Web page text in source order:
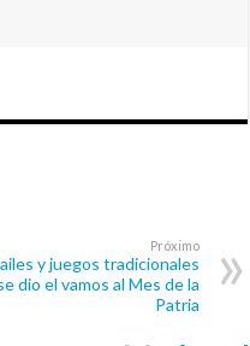
Próximo
y juegos tradicionales
dio el vamos al Mes de la
Patria